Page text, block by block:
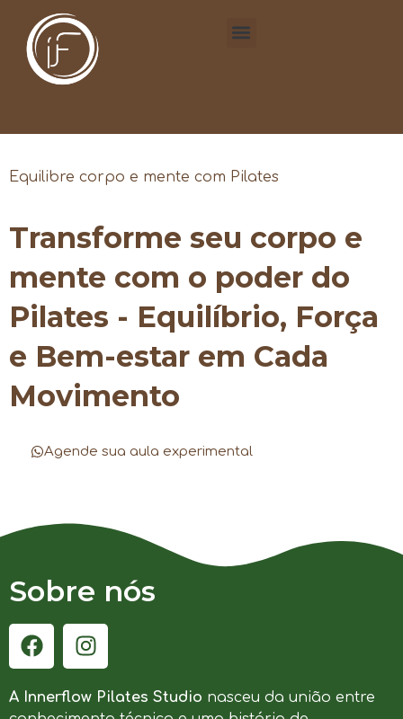
Equilibre corpo e mente com Pilates
Transforme seu corpo e
mente com o poder do
Pilates - Equilíbrio, Força
e Bem-estar em Cada
Movimento
Agende sua aula experimental
Sobre nós
A Innerflow Pilates Studio nasceu da união entre